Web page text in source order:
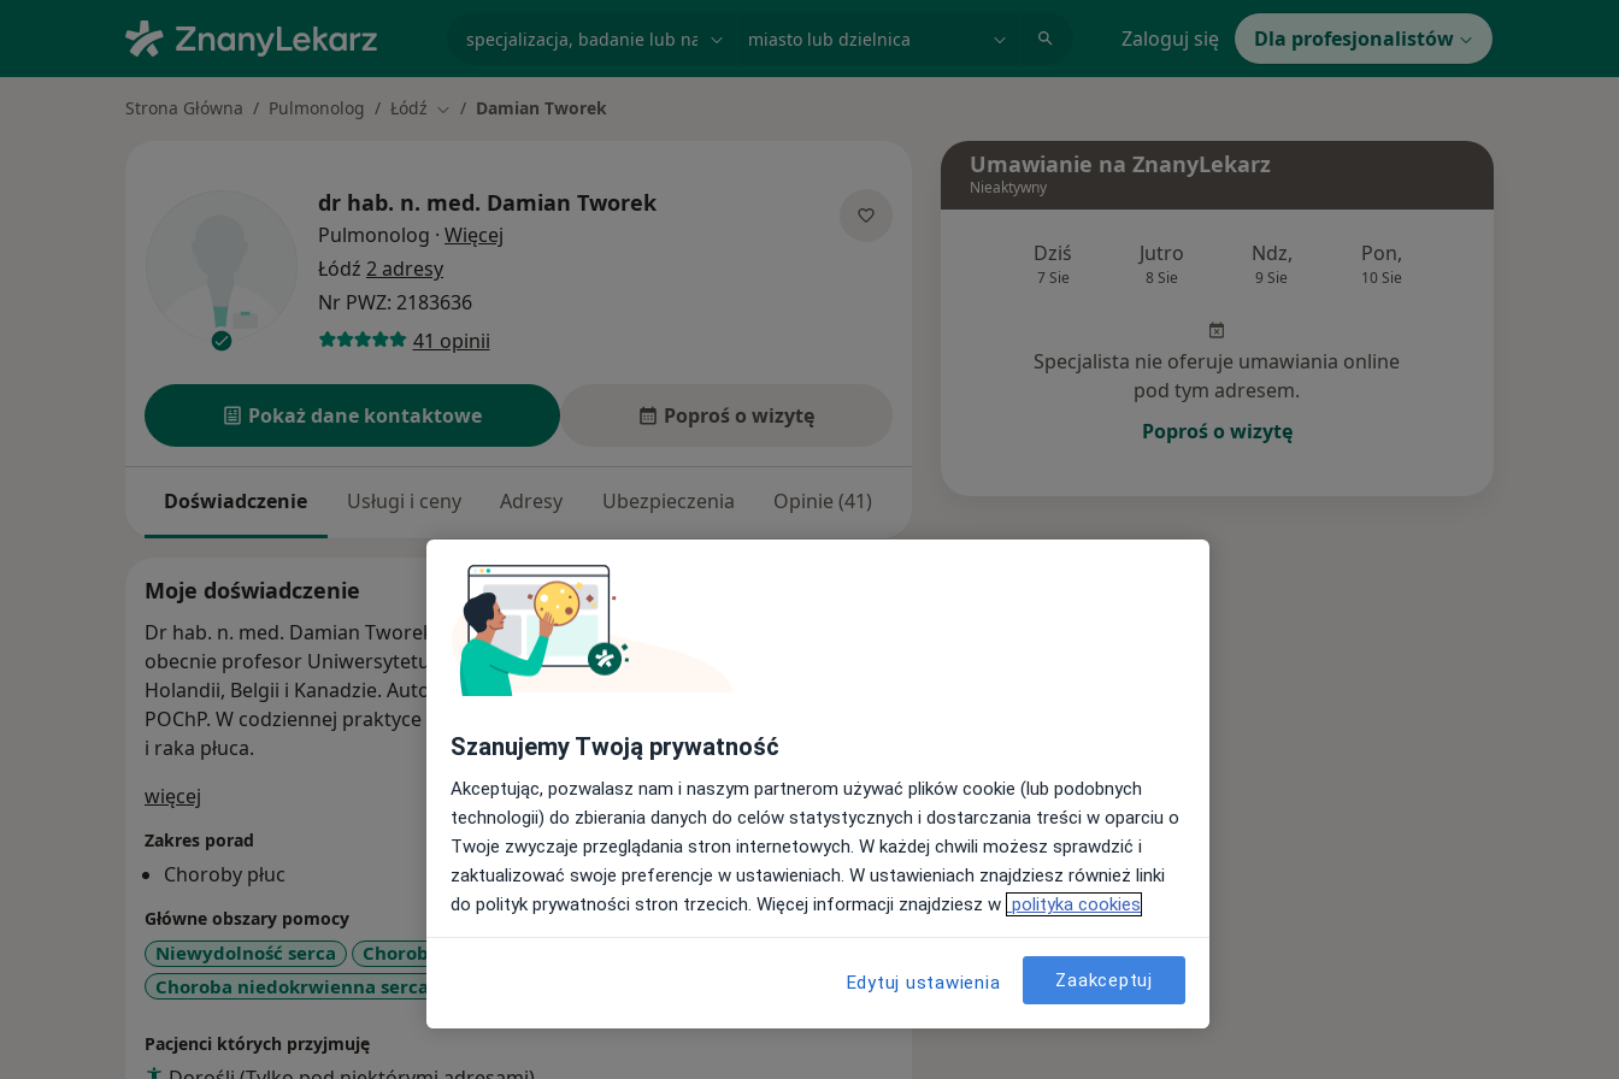
Zaloguj się Dla profesjonalistów
Strona Główna Pulmonolog Łódź Zmień miasto
Damian Tworek
dr hab. n. med. Damian Tworek
Pulmonolog · Więcej
Łódź 2 adresy
Nr PWZ: 2183636
41 opinii
Pokaż dane kontaktowe Poproś o wizytę
Doświadczenie Usługi i ceny Adresy Ubezpieczenia Opinie (41)
Moje doświadczenie
Dr hab. n. med. Damian Tworek, profesor UM Absolwent Wydziału Lekarskiego,
obecnie profesor Uniwersytetu Medycznego w Łodzi. Odbył staże naukowe w
Holandii, Belgii i Kanadzie. Autor szeregu prac i doniesień dotyczących astmy i
POChP. W codziennej praktyce zajmuje się diagnostyka i leczeniem astmy, POChP
i raka płuca.
więcej
Zakres porad
Choroby płuc
Główne obszary pomocy
Niewydolność serca Choroba wieńcowa
Choroba niedokrwienna serca
Pacjenci których przyjmuję
Umawianie na ZnanyLekarz
Nieaktywny
Dziś
7 Sie
Jutro
8 Sie
Ndz,
9 Sie
Pon,
10 Sie
Specjalista nie oferuje umawiania online
pod tym adresem.
Poproś o wizytę
Szanujemy Twoją prywatność
Akceptując, pozwalasz nam i naszym partnerom używać plików cookie (lub podobnych
technologii) do zbierania danych do celów statystycznych i dostarczania treści w oparciu o
Twoje zwyczaje przeglądania stron internetowych. W każdej chwili możesz sprawdzić i
zaktualizować swoje preferencje w ustawieniach. W ustawieniach znajdziesz również linki
do polityk prywatności stron trzecich. Więcej informacji znajdziesz w polityka cookies
Edytuj ustawienia Zaakceptuj